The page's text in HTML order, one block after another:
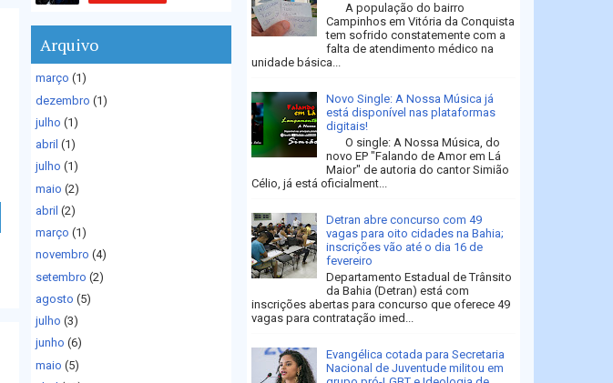
Arquivo
março (1)
dezembro (1)
julho (1)
abril (1)
julho (1)
maio (2)
abril (2)
março (1)
novembro (4)
setembro (2)
agosto (5)
julho (3)
junho (6)
maio (5)
A população do bairro
Campinhos em Vitória da Conquista
tem sofrido constatemente com a
falta de atendimento médico na
unidade básica...
Novo Single: A Nossa Música já
está disponível nas plataformas
digitais!
O single: A Nossa Música, do
novo EP "Falando de Amor em Lá
Maior" de autoria do cantor Simião
Célio, já está oficialment...
Detran abre concurso com 49
vagas para oito cidades na Bahia;
inscrições vão até o dia 16 de
fevereiro
Departamento Estadual de Trânsito
da Bahia (Detran) está com
inscrições abertas para concurso que oferece 49
vagas para contratação imed...
Evangélica cotada para Secretaria
Nacional de Juventude militou em